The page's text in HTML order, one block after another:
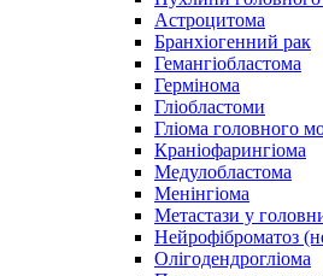
Астроцитома
Бранхіогенний рак
Гемангіобластома
Гермінома
Гліобластоми
Гліома головного
Краніофарингіома
Медулобластома
Менінгіома
Метастази у
Нейрофіброматоз
Олігодендрогліома